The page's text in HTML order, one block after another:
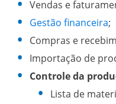
Vendas e
Gestão financeira;
Compras e
Importação de
Controle da
Lista de